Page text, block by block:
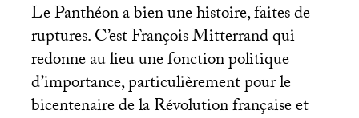
Le Panthéon a bien une histoire, faites de
ruptures. C’est François Mitterrand qui
redonne au lieu une fonction politique
d’importance, particulièrement pour le
bicentenaire de la Révolution française et